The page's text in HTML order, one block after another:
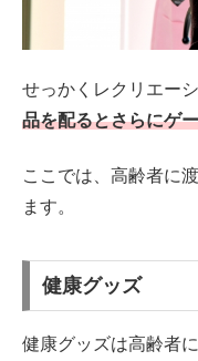
せっかくレクリエー
品を配るとさらにゲ
ここでは、高齢者に
ます。
健康グッズ
健康グッズは高齢者